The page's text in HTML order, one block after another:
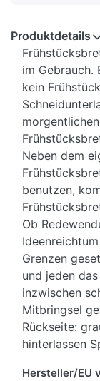
Produktdetails
im Gebrauch.
kein
Neben dem
benutzen,
Ob
Grenzen
und jeden
inzwischen
Mitbringsel
Rückseite:
hinterlassen
Hersteller/EU